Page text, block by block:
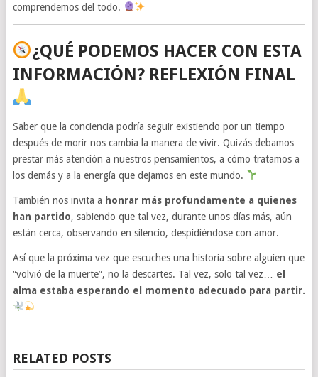
comprendemos del todo.
¿QUÉ PODEMOS HACER CON ESTA
INFORMACIÓN? REFLEXIÓN FINAL
Saber que la conciencia podría seguir existiendo por un tiempo
después de morir nos cambia la manera de vivir. Quizás debamos
prestar más atención a nuestros pensamientos, a cómo tratamos a
los demás y a la energía que dejamos en este mundo.
También nos invita a honrar más profundamente a quienes
han partido, sabiendo que tal vez, durante unos días más, aún
están cerca, observando en silencio, despidiéndose con amor.
Así que la próxima vez que escuches una historia sobre alguien que
“volvió de la muerte”, no la descartes. Tal vez, solo tal vez… el
alma estaba esperando el momento adecuado para partir.
RELATED POSTS